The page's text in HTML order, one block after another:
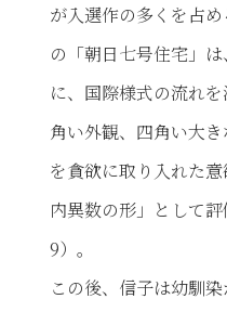
が入選作の多くを占
の「朝日七号住宅」
に、国際様式の流れ
角い外観、四角い大
を貪欲に取り入れた
内異数の形」として
9）。
この後、信子は幼馴